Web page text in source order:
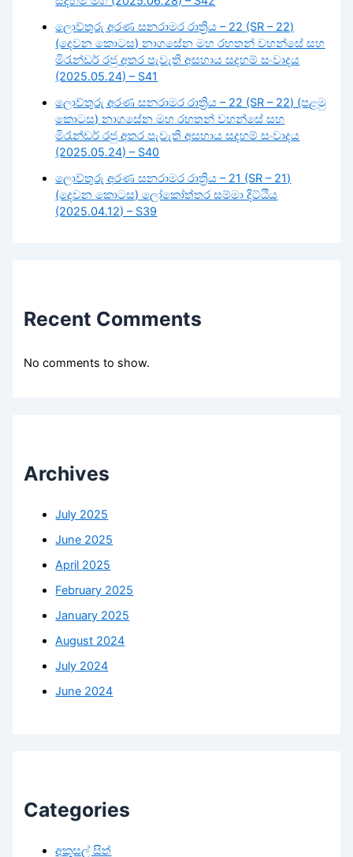
ලොව්තුරු අරණ සනරාමර රාත්‍රිය – 22 (SR – 22)
(දෙවන කොටස) නාගසේන මහ රහතන් වහන්සේ සහ
මිරැන්ඩර් රජු අතර පැවැති අසහාය සදහම් සංවාදය
(2025.05.24) – S41
ලොව්තුරු අරණ සනරාමර රාත්‍රිය – 22 (SR – 22) (පළමු
කොටස) නාගසේන මහ රහතන් වහන්සේ සහ
මිරැන්ඩර් රජු අතර පැවැති අසහාය සදහම් සංවාදය
(2025.05.24) – S40
ලොව්තුරු අරණ සනරාමර රාත්‍රිය – 21 (SR – 21)
(දෙවන කොටස) ලෝකෝත්තර සම්මා දිට්ඨිය
(2025.04.12) – S39
Recent Comments
No comments to show.
Archives
July 2025
June 2025
April 2025
February 2025
January 2025
August 2024
July 2024
June 2024
Categories
අකුසල් සිත්